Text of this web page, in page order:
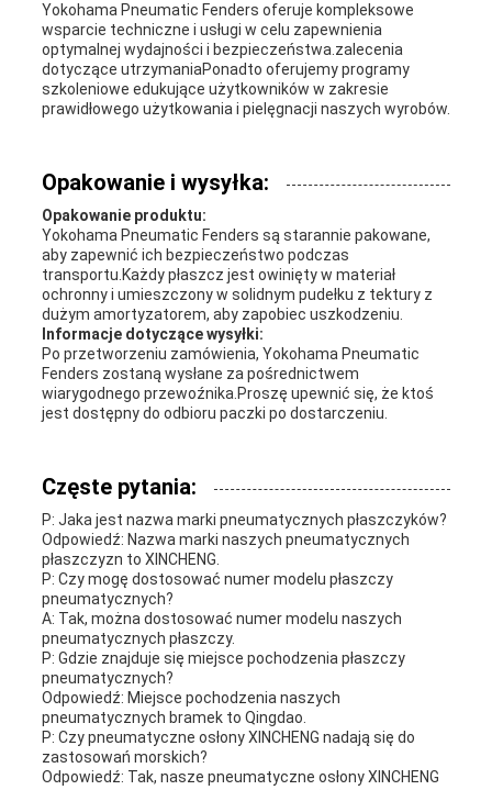
Yokohama Pneumatic Fenders oferuje kompleksowe
wsparcie techniczne i usługi w celu zapewnienia
optymalnej wydajności i bezpieczeństwa.zalecenia
dotyczące utrzymaniaPonadto oferujemy programy
szkoleniowe edukujące użytkowników w zakresie
prawidłowego użytkowania i pielęgnacji naszych wyrobów.
Opakowanie i wysyłka:
Opakowanie produktu:
Yokohama Pneumatic Fenders są starannie pakowane,
aby zapewnić ich bezpieczeństwo podczas
transportu.Każdy płaszcz jest owinięty w materiał
ochronny i umieszczony w solidnym pudełku z tektury z
dużym amortyzatorem, aby zapobiec uszkodzeniu.
Informacje dotyczące wysyłki:
Po przetworzeniu zamówienia, Yokohama Pneumatic
Fenders zostaną wysłane za pośrednictwem
wiarygodnego przewoźnika.Proszę upewnić się, że ktoś
jest dostępny do odbioru paczki po dostarczeniu.
Częste pytania:
P: Jaka jest nazwa marki pneumatycznych płaszczyków?
Odpowiedź: Nazwa marki naszych pneumatycznych
płaszczyzn to XINCHENG.
P: Czy mogę dostosować numer modelu płaszczy
pneumatycznych?
A: Tak, można dostosować numer modelu naszych
pneumatycznych płaszczy.
P: Gdzie znajduje się miejsce pochodzenia płaszczy
pneumatycznych?
Odpowiedź: Miejsce pochodzenia naszych
pneumatycznych bramek to Qingdao.
P: Czy pneumatyczne osłony XINCHENG nadają się do
zastosowań morskich?
Odpowiedź: Tak, nasze pneumatyczne osłony XINCHENG